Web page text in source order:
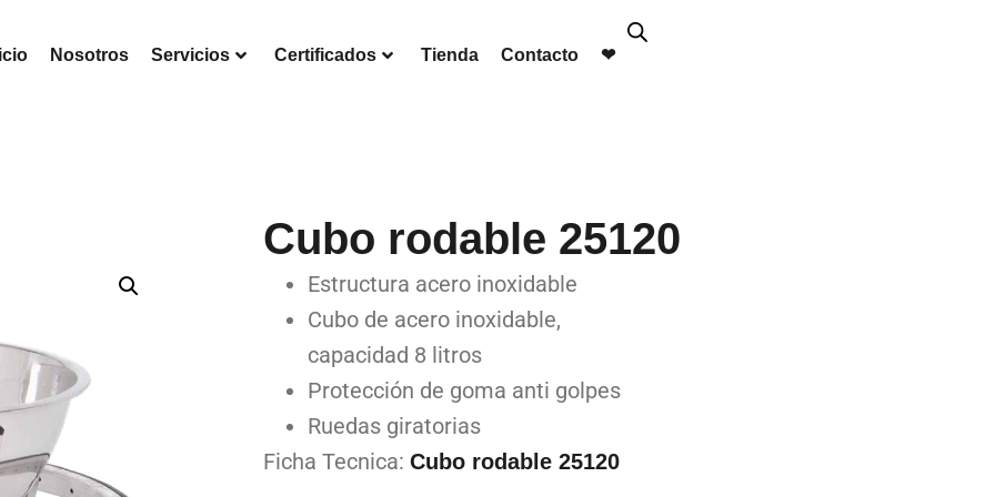
Nosotros Servicios Certificados Tienda Contacto ❤︎
Cubo rodable 25120
Estructura acero inoxidable
Cubo de acero inoxidable,
capacidad 8 litros
Protección de goma anti golpes
Ruedas giratorias
Ficha Tecnica: Cubo rodable 25120